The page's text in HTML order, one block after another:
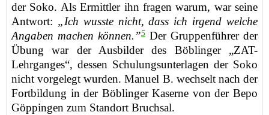
der Soko. Als Ermittler ihn fragen warum, war seine
Antwort: „Ich wusste nicht, dass ich irgend welche
Angaben machen können.”5 Der Gruppenführer der
Übungwar der Ausbilder des Böblinger „ZAT-
Lehrganges“, dessen Schulungsunterlagen der Soko
nicht vorgelegt wurden. Manuel B. wechselt nach der
Fortbildung in der Böblinger Kaserne von derBepo
Göppingen zum Standort Bruchsal.